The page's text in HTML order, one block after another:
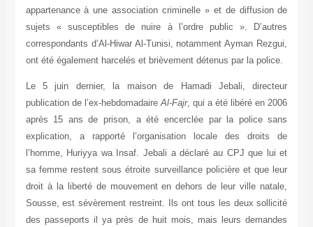
appartenance à une association criminelle » et de diffusion de
sujets « susceptibles de nuire à l’ordre public ». D’autres
correspondants d’Al-Hiwar Al-Tunisi, notamment Ayman Rezgui,
ont été également harcelés et brièvement détenus par la police.
Le 5 juin dernier, la maison de Hamadi Jebali, directeur
publication de l’ex-hebdomadaireAl-Fajr, qui a été libéré en 2006
après 15 ans de prison, a été encerclée par la police sans
explication, a rapporté l’organisation locale des droits de
l’homme, Huriyya wa Insaf. Jebali a déclaré au CPJ que lui et
sa femme restent sous étroite surveillance policière et que leur
droit à la liberté de mouvement en dehors de leur ville natale,
Sousse, est sévèrement restreint. Ils ont tous les deux sollicité
des passeports il ya près de huit mois, mais leurs demandes